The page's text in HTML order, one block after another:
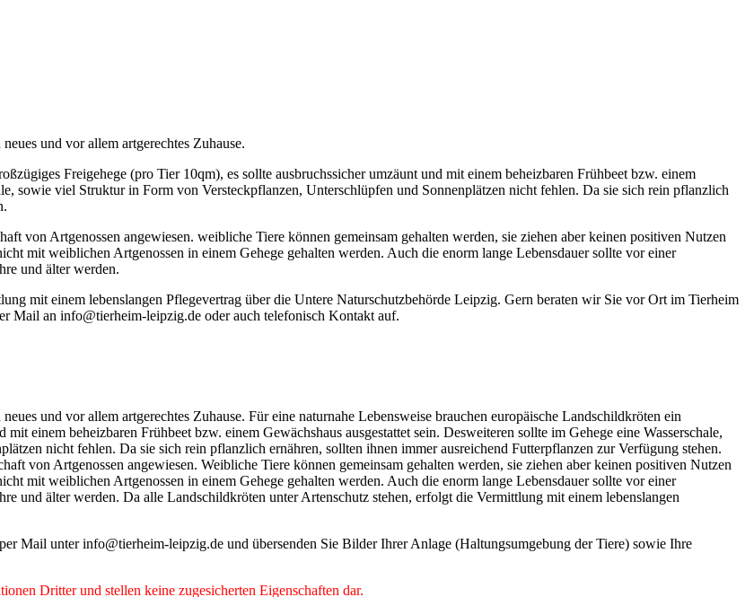
und vor allem artgerechtes Zuhause.
Freigehege (pro Tier 10qm), es sollte ausbruchssicher umzäunt und mit einem beheizbaren Frühbeet bzw. einem
sowie viel Struktur in Form von Versteckpflanzen, Unterschlüpfen und Sonnenplätzen nicht fehlen. Da sie sich rein pflanzlich
von Artgenossen angewiesen. weibliche Tiere können gemeinsam gehalten werden, sie ziehen aber keinen positiven Nutzen
mit weiblichen Artgenossen in einem Gehege gehalten werden. Auch die enorm lange Lebensdauer sollte vor einer
und älter werden.
mit einem lebenslangen Pflegevertrag über die Untere Naturschutzbehörde Leipzig. Gern beraten wir Sie vor Ort im Tierheim
Mail an info@tierheim-leipzig.de oder auch telefonisch Kontakt auf.
und vor allem artgerechtes Zuhause. Für eine naturnahe Lebensweise brauchen europäische Landschildkröten ein
einem beheizbaren Frühbeet bzw. einem Gewächshaus ausgestattet sein. Desweiteren sollte im Gehege eine Wasserschale,
nicht fehlen. Da sie sich rein pflanzlich ernähren, sollten ihnen immer ausreichend Futterpflanzen zur Verfügung stehen.
von Artgenossen angewiesen. Weibliche Tiere können gemeinsam gehalten werden, sie ziehen aber keinen positiven Nutzen
mit weiblichen Artgenossen in einem Gehege gehalten werden. Auch die enorm lange Lebensdauer sollte vor einer
und älter werden. Da alle Landschildkröten unter Artenschutz stehen, erfolgt die Vermittlung mit einem lebenslangen
Mail unter info@tierheim-leipzig.de und übersenden Sie Bilder Ihrer Anlage (Haltungsumgebung der Tiere) sowie Ihre
Dritter und stellen keine zugesicherten Eigenschaften dar.